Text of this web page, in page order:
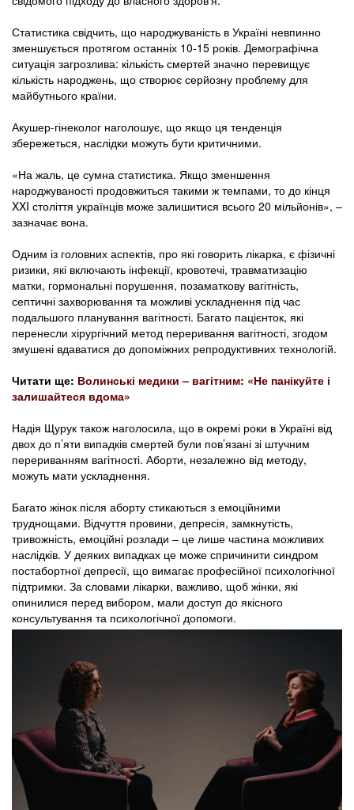
Статистика свідчить, що народжуваність в Україні невпинно
зменшується протягом останніх 10-15 років. Демографічна
ситуація загрозлива: кількість смертей значно перевищує
кількість народжень, що створює серйозну проблему для
майбутнього країни.
Акушер-гінеколог наголошує, що якщо ця тенденція
збережеться, наслідки можуть бути критичними.
«На жаль, це сумна статистика. Якщо зменшення
народжуваності продовжиться такими ж темпами, то до кінця
XXI століття українців може залишитися всього 20 мільйонів», –
зазначає вона.
Одним із головних аспектів, про які говорить лікарка, є фізичні
ризики, які включають інфекції, кровотечі, травматизацію
матки, гормональні порушення, позаматкову вагітність,
септичні захворювання та можливі ускладнення під час
подальшого планування вагітності. Багато пацієнток, які
перенесли хірургічний метод переривання вагітності, згодом
змушені вдаватися до допоміжних репродуктивних технологій.
Читати ще: Волинські медики – вагітним: «Не панікуйте і
залишайтеся вдома»
Надія Щурук також наголосила, що в окремі роки в Україні від
двох до п’яти випадків смертей були пов’язані зі штучним
перериванням вагітності. Аборти, незалежно від методу,
можуть мати ускладнення.
Багато жінок після аборту стикаються з емоційними
труднощами. Відчуття провини, депресія, замкнутість,
тривожність, емоційні розлади – це лише частина можливих
наслідків. У деяких випадках це може спричинити синдром
постабортної депресії, що вимагає професійної психологічної
підтримки. За словами лікарки, важливо, щоб жінки, які
опинилися перед вибором, мали доступ до якісного
консультування та психологічної допомоги.